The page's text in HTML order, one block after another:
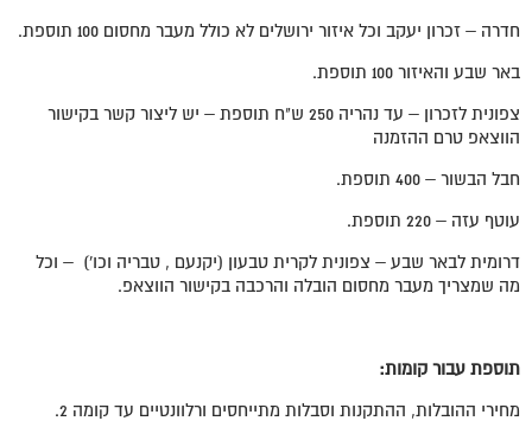
חדרה – זכרון יעקב וכל איזור ירושלים לא כולל מעבר מחסום 100 תוספת.
באר שבע והאיזור 100 תוספת.
צפונית לזכרון – עד נהריה 250 ש"ח תוספת – יש ליצור קשר בקישור
הווצאפ טרם ההזמנה
חבל הבשור – 400 תוספת.
עוטף עזה – 220 תוספת.
דרומית לבאר שבע – צפונית לקרית טבעון (יקנעם , טבריה וכו') – וכל
מה שמצריך מעבר מחסום הובלה והרכבה בקישור הווצאפ.
תוספת עבור קומות:
מחירי ההובלות, ההתקנות וסבלות מתייחסים ורלוונטיים עד קומה 2.